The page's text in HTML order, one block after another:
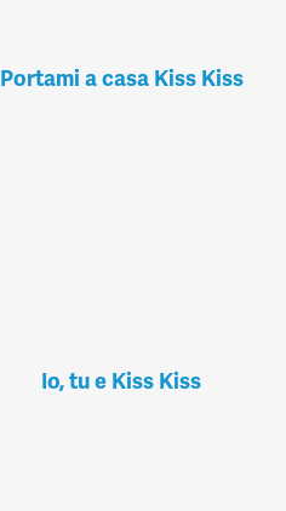
Portami a casa Kiss Kiss
Io, tu e Kiss Kiss